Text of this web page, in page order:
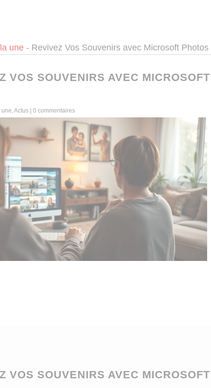
une - Revivez Vos Souvenirs avec Microsoft Photos
VOS SOUVENIRS AVEC
une, Actus| 0 commentaires
VOS SOUVENIRS AVEC